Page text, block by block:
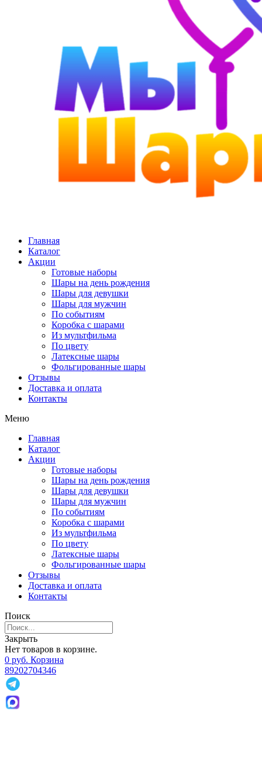
Главная
Каталог
Акции
Готовые наборы
Шары на день рождения
Шары для девушки
Шары для мужчин
По событиям
Коробка с шарами
Из мультфильма
По цвету
Латексные шары
Фольгированные шары
Отзывы
Доставка и оплата
Контакты
Меню
Главная
Каталог
Акции
Готовые наборы
Шары на день рождения
Шары для девушки
Шары для мужчин
По событиям
Коробка с шарами
Из мультфильма
По цвету
Латексные шары
Фольгированные шары
Отзывы
Доставка и оплата
Контакты
Поиск
Закрыть
Нет товаров в корзине.
0 руб. Корзина
89202704346